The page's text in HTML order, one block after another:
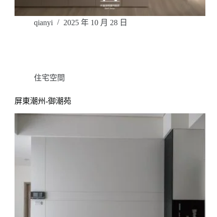
qianyi 2025 年 10 月 28 日
住宅空間
屏東潮州-御潮苑